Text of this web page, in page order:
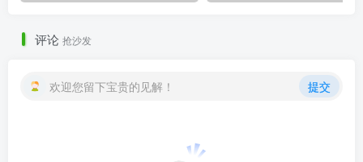
评论 抢沙发
欢迎您留下宝贵的见解！ 提交